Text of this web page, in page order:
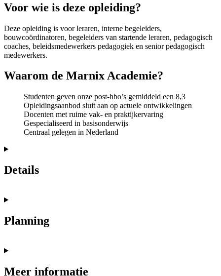
Voor wie is deze opleiding?
Deze opleiding is voor leraren, interne begeleiders,
bouwcoördinatoren, begeleiders van startende leraren, pedagogisch
coaches, beleidsmedewerkers pedagogiek en senior pedagogisch
medewerkers.
Waarom de Marnix Academie?
Studenten geven onze post-hbo’s gemiddeld een 8,3
Opleidingsaanbod sluit aan op actuele ontwikkelingen
Docenten met ruime vak- en praktijkervaring
Gespecialiseerd in basisonderwijs
Centraal gelegen in Nederland
Details
Planning
Meer informatie